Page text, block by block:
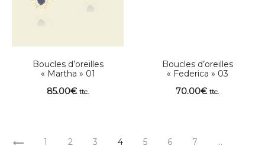
Boucles d’oreilles
« Martha » 01
85.00€ ttc.
Boucles d’oreilles
« Federica » 03
70.00€ ttc.
1 2 3 4 5 6 7 …